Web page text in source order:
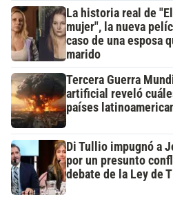
La historia real de
mujer", la nueva
caso de una esposa
marido
Tercera Guerra
artificial reveló
países
Di Tullio impugnó a
por un presunto
debate de la Ley de